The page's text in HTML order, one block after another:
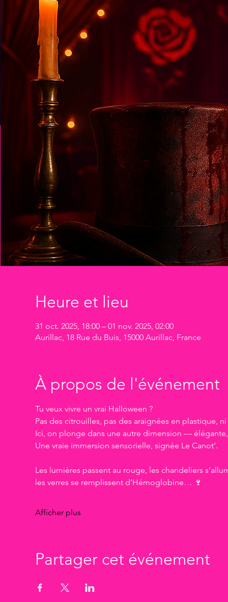
Heure et lieu
31 oct. 2025, 18:00 – 01 nov. 2025, 02:00
Aurillac, 18 Rue du Buis, 15000 Aurillac, France
À propos de l'événement
Tu veux vivre un vrai Halloween ?
Pas des citrouilles, pas des araignées en plastique,
Ici, on plonge dans une autre dimension —
Une vraie immersion sensorielle, signée Le Canot’.
Les lumières passent au rouge, les chandeliers
les verres se remplissent d’Hémoglobine… 🍷
Afficher plus
Partager cet événement